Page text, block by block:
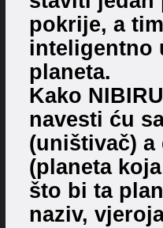
pokrije, a
inteligentno
planeta.
Kako
navesti ću
(uništivač) a
(planeta
što bi ta
naziv,